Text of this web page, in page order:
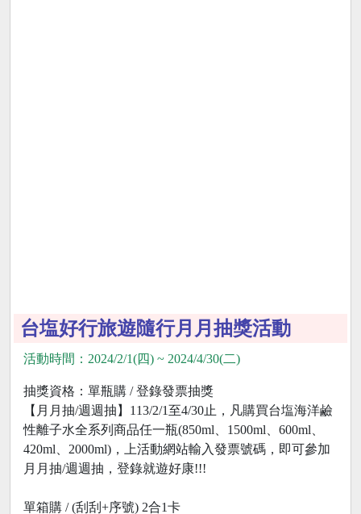
台塩好行旅遊隨行月月抽獎活動
活動時間：2024/2/1(四) ~ 2024/4/30(二)
抽獎資格：單瓶購 / 登錄發票抽獎
【月月抽/週週抽】113/2/1至4/30止，凡購買台塩海洋鹼
性離子水全系列商品任一瓶(850ml、1500ml、600ml、
420ml、2000ml)，上活動網站輸入發票號碼，即可參加
月月抽/週週抽，登錄就遊好康!!!
單箱購 / (刮刮+序號) 2合1卡